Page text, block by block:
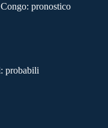
pronostico
probabili